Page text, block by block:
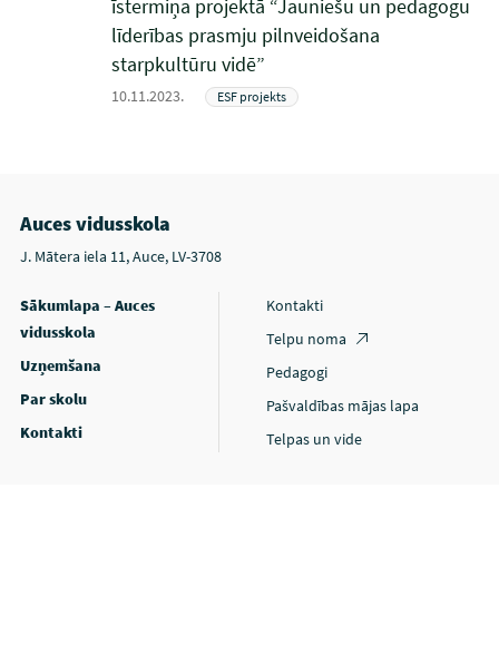
īstermiņa projektā “Jauniešu un pedagogu
līderības prasmju pilnveidošana
starpkultūru vidē”
10.11.2023. ESF projekts
Auces vidusskola
J. Mātera iela 11, Auce, LV-3708
Sākumlapa – Auces
vidusskola
Uzņemšana
Par skolu
Kontakti
Kontakti
Telpu noma
Pedagogi
Pašvaldības mājas lapa
Telpas un vide